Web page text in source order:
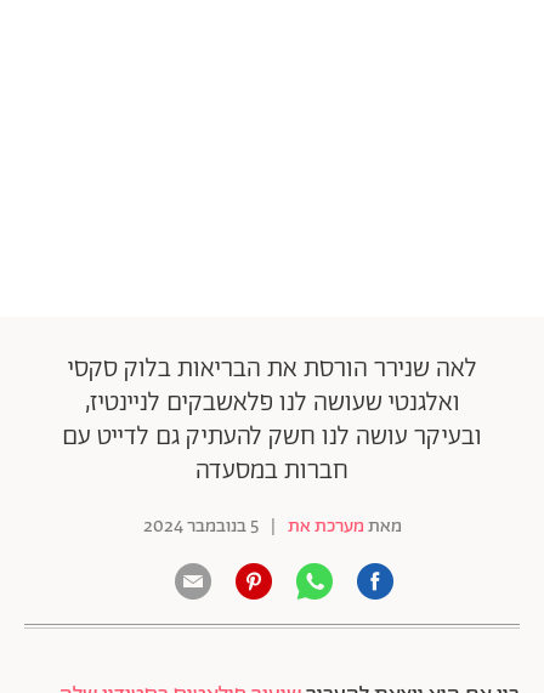
לאה שנירר הורסת את הבריאות בלוק סקסי
ואלגנטי שעושה לנו פלאשבקים לניינטיז,
ובעיקר עושה לנו חשק להעתיק גם לדייט עם
חברות במסעדה
מאתמערכת את | 5 בנובמבר 2024